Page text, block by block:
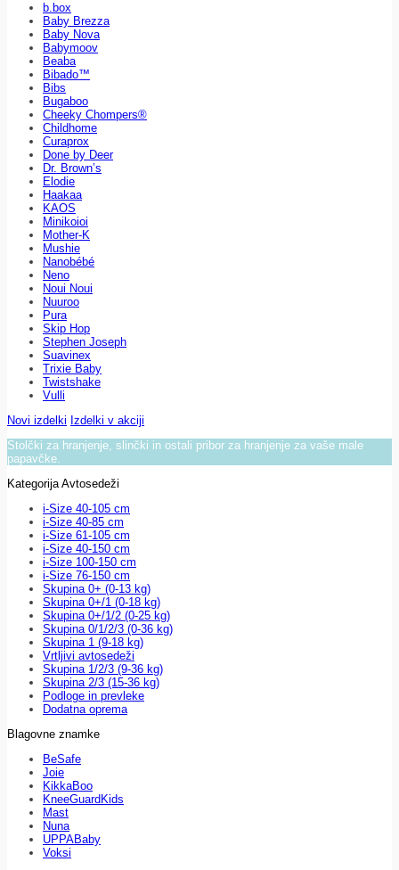
b.box
Baby Brezza
Baby Nova
Babymoov
Beaba
Bibado™
Bibs
Bugaboo
Cheeky Chompers®
Childhome
Curaprox
Done by Deer
Dr. Brown’s
Elodie
Haakaa
KAOS
Minikoioi
Mother-K
Mushie
Nanobébé
Neno
Noui Noui
Nuuroo
Pura
Skip Hop
Stephen Joseph
Suavinex
Trixie Baby
Twistshake
Vulli
Novi izdelki Izdelki v akciji
Stolčki za hranjenje, slinčki in ostali pribor za hranjenje za vaše male
papavčke.
Kategorija Avtosedeži
i-Size 40-105 cm
i-Size 40-85 cm
i-Size 61-105 cm
i-Size 40-150 cm
i-Size 100-150 cm
i-Size 76-150 cm
Skupina 0+ (0-13 kg)
Skupina 0+/1 (0-18 kg)
Skupina 0+/1/2 (0-25 kg)
Skupina 0/1/2/3 (0-36 kg)
Skupina 1 (9-18 kg)
Vrtljivi avtosedeži
Skupina 1/2/3 (9-36 kg)
Skupina 2/3 (15-36 kg)
Podloge in prevleke
Dodatna oprema
Blagovne znamke
BeSafe
Joie
KikkaBoo
KneeGuardKids
Mast
Nuna
UPPABaby
Voksi